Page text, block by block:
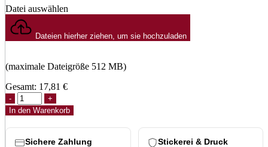
Datei auswählen
Dateien hierher ziehen, um sie hochzuladen
(maximale Dateigröße 512 MB)
Gesamt: 17,81 €
Flexfit
Natural
Melange
Cap
Menge
In den Warenkorb
Sichere Zahlung Stickerei & Druck